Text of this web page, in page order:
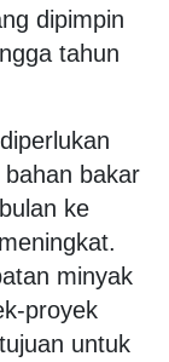
dipimpin
tahun
bakar
ke
minyak
proyek
untuk